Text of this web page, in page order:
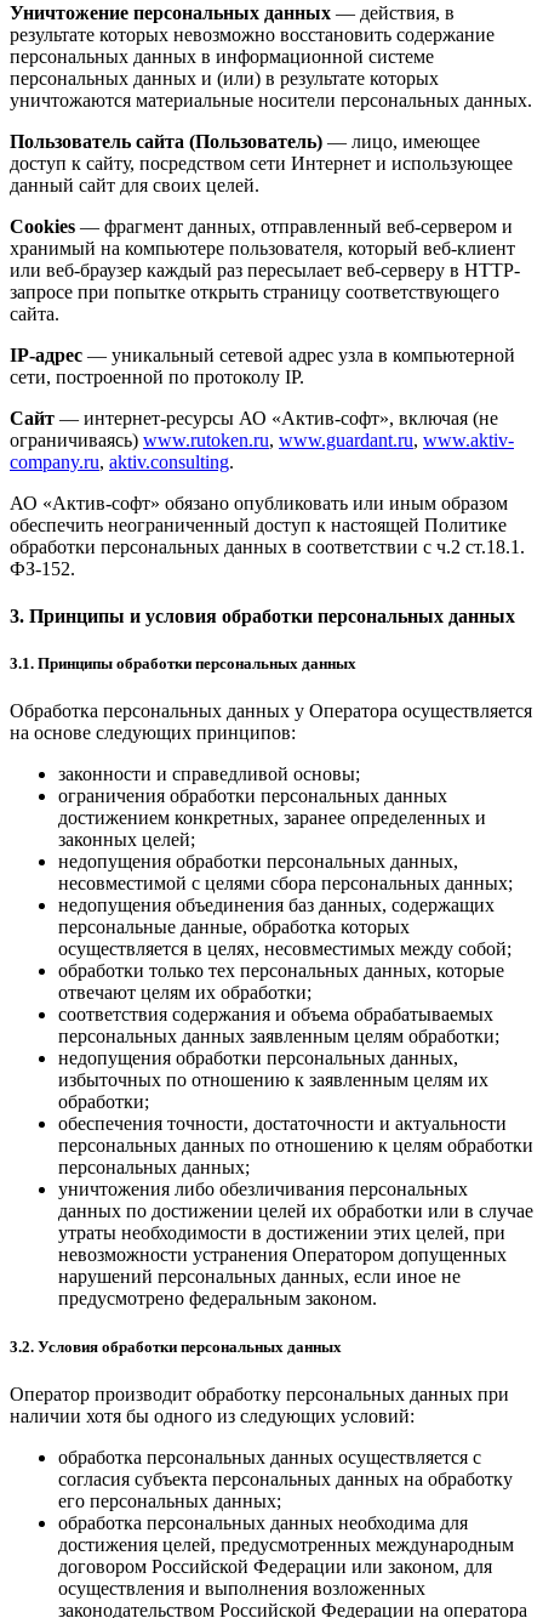
Уничтожение персональных данных — действия, в
результате которых невозможно восстановить содержание
персональных данных в информационной системе
персональных данных и (или) в результате которых
уничтожаются материальные носители персональных данных.
Пользователь сайта (Пользователь) — лицо, имеющее
доступ к сайту, посредством сети Интернет и использующее
данный сайт для своих целей.
Cookies — фрагмент данных, отправленный веб-сервером и
хранимый на компьютере пользователя, который веб-клиент
или веб-браузер каждый раз пересылает веб-серверу в HTTP-
запросе при попытке открыть страницу соответствующего
сайта.
IP-адрес — уникальный сетевой адрес узла в компьютерной
сети, построенной по протоколу IP.
Сайт — интернет-ресурсы АО «Актив-софт», включая (не
ограничиваясь) www.rutoken.ru, www.guardant.ru, www.aktiv-
company.ru, aktiv.consulting.
АО «Актив-софт» обязано опубликовать или иным образом
обеспечить неограниченный доступ к настоящей Политике
обработки персональных данных в соответствии с ч.2 ст.18.1.
ФЗ-152.
3. Принципы и условия обработки персональных данных
3.1. Принципы обработки персональных данных
Обработка персональных данных у Оператора осуществляется
на основе следующих принципов:
законности и справедливой основы;
ограничения обработки персональных данных
достижением конкретных, заранее определенных и
законных целей;
недопущения обработки персональных данных,
несовместимой с целями сбора персональных данных;
недопущения объединения баз данных, содержащих
персональные данные, обработка которых
осуществляется в целях, несовместимых между собой;
обработки только тех персональных данных, которые
отвечают целям их обработки;
соответствия содержания и объема обрабатываемых
персональных данных заявленным целям обработки;
недопущения обработки персональных данных,
избыточных по отношению к заявленным целям их
обработки;
обеспечения точности, достаточности и актуальности
персональных данных по отношению к целям обработки
персональных данных;
уничтожения либо обезличивания персональных
данных по достижении целей их обработки или в случае
утраты необходимости в достижении этих целей, при
невозможности устранения Оператором допущенных
нарушений персональных данных, если иное не
предусмотрено федеральным законом.
3.2. Условия обработки персональных данных
Оператор производит обработку персональных данных при
наличии хотя бы одного из следующих условий:
обработка персональных данных осуществляется с
согласия субъекта персональных данных на обработку
его персональных данных;
обработка персональных данных необходима для
достижения целей, предусмотренных международным
договором Российской Федерации или законом, для
осуществления и выполнения возложенных
законодательством Российской Федерации на оператора